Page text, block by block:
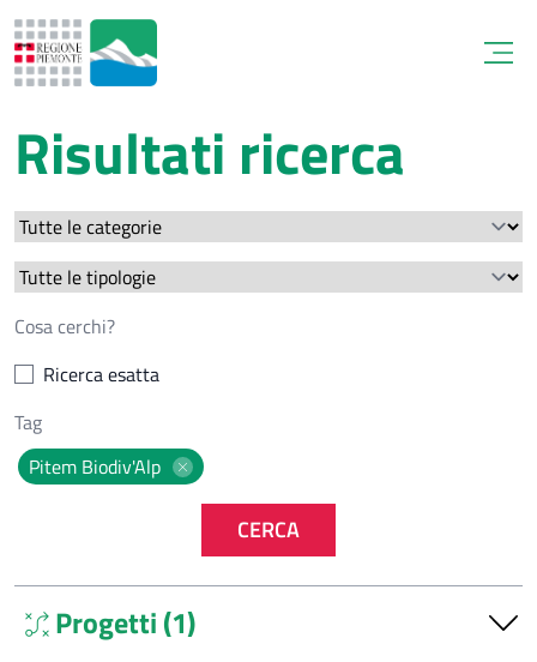
Risultati ricerca
Ricerca esatta
Pitem Biodiv'Alp
CERCA
tacticProgetti (1)